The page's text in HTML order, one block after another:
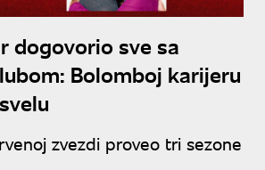
dogovorio sve sa
Bolomboj karijeru
zvezdi proveo tri sezone